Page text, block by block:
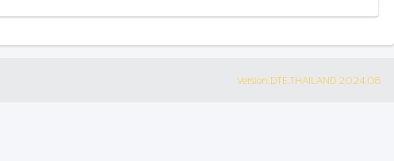
Version.DTE.THAILAND 2024.08